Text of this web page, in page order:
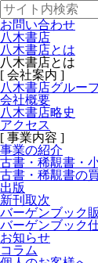
お問い合わせ
八木書店
八木書店とは
八木書店とは
[ 会社案内 ]
八木書店グルー
会社概要
八木書店略史
アクセス
[ 事業内容 ]
事業の紹介
古書・稀覯書・
古書・稀覯書の
出版
新刊取次
バーゲンブック
バーゲンブック
お知らせ
コラム